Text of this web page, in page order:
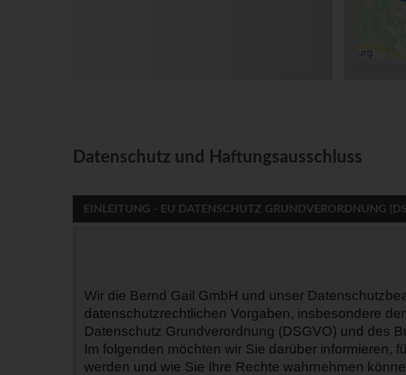
Datenschutz und Haftungsausschluss
EINLEITUNG - EU DATENSCHUTZ GRUNDVERORDNUNG
Wir die Bernd Gail GmbH und unser
datenschutzrechtlichen Vorgaben, insbesondere
Datenschutz Grundverordnung (DSGVO) und des
Im folgenden möchten wir Sie darüber informieren,
werden und wie Sie Ihre Rechte wahrnehmen